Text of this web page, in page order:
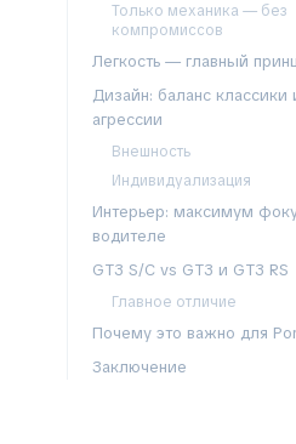
Только механика — без
компромиссов
Легкость — главный
Дизайн: баланс классики
агрессии
Внешность
Индивидуализация
Интерьер: максимум
водителе
GT3 S/C vs GT3 и GT3 RS
Главное отличие
Почему это важно для
Заключение